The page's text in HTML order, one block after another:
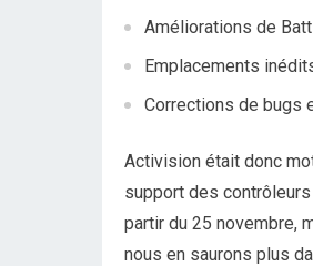
Améliorations de
Emplacements
Corrections de bugs
Activision était donc
support des
partir du 25 novembre,
nous en saurons plus